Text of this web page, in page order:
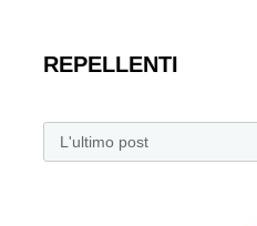
REPELLENTI